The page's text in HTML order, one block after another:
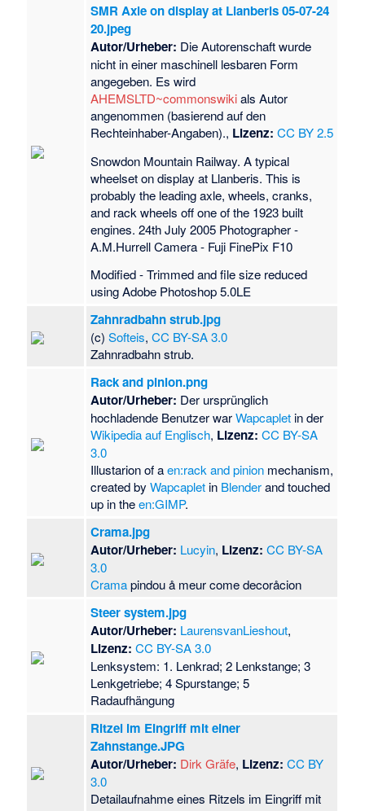
SMR Axle on display at Llanberis 05-07-24
20.jpeg
Autor/Urheber: Die Autorenschaft wurde
nicht in einer maschinell lesbaren Form
angegeben. Es wird
AHEMSLTD~commonswikials Autor
angenommen (basierend auf den
Rechteinhaber-Angaben)., Lizenz: CC BY 2.5
Snowdon Mountain Railway. A typical
wheelset on display at Llanberis. This is
probably the leading axle, wheels, cranks,
and rack wheels off one of the 1923 built
engines. 24th July 2005 Photographer -
A.M.Hurrell Camera - Fuji FinePix F10
Modified - Trimmed and file size reduced
using Adobe Photoshop 5.0LE
Zahnradbahn strub.jpg
(c)Softeis,CC BY-SA 3.0
Zahnradbahn strub.
Rack and pinion.png
Autor/Urheber: Der ursprünglich
hochladende Benutzer warWapcaplet in der
Wikipedia auf Englisch, Lizenz: CC BY-SA
3.0
Illustarion of aen:rack and pinion mechanism,
created byWapcaplet in Blenderand touched
up in theen:GIMP.
Crama.jpg
Autor/Urheber: Lucyin, Lizenz: CC BY-SA
3.0
Cramapindou å meur come decoråcion
Steer system.jpg
Autor/Urheber: LaurensvanLieshout,
Lizenz: CC BY-SA 3.0
Lenksystem: 1. Lenkrad; 2 Lenkstange; 3
Lenkgetriebe; 4 Spurstange; 5
Radaufhängung
Ritzel im Eingriff mit einer
Zahnstange.JPG
Autor/Urheber: Dirk Gräfe, Lizenz: CC BY
3.0
Detailaufnahme eines Ritzels im Eingriff mit